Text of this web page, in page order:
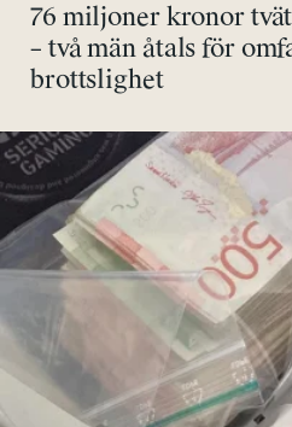
76 miljoner kronor
– två män åtals för
brottslighet